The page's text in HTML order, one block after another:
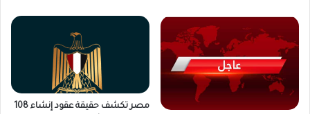
مصر تكشف حقيقة عقود إنشاء 108